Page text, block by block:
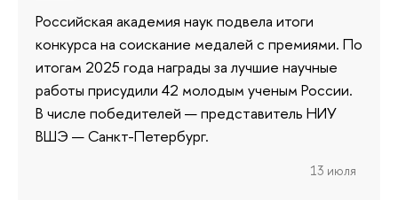
Российская академия наук подвела итоги
конкурса на соискание медалей с премиями. По
итогам 2025 года награды за лучшие научные
работы присудили 42 молодым ученым России.
В числе победителей — представитель НИУ
ВШЭ — Санкт-Петербург.
13 июля